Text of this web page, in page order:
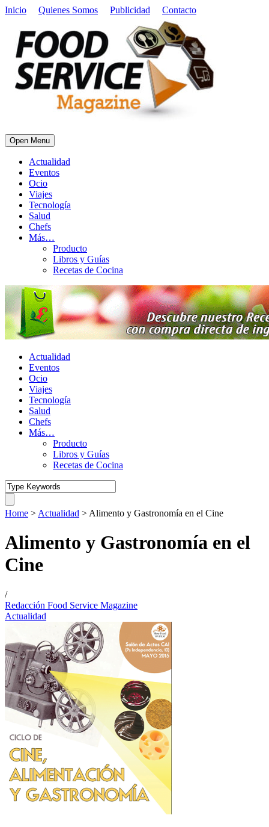
Inicio Quienes Somos Publicidad Contacto
Open Menu
Actualidad
Eventos
Ocio
Viajes
Tecnología
Salud
Chefs
Más…
Producto
Libros y Guías
Recetas de Cocina
Actualidad
Eventos
Ocio
Viajes
Tecnología
Salud
Chefs
Más…
Producto
Libros y Guías
Recetas de Cocina
Home > Actualidad > Alimento y Gastronomía en el Cine
Alimento y Gastronomía en el
Cine
/
Redacción Food Service Magazine
Actualidad